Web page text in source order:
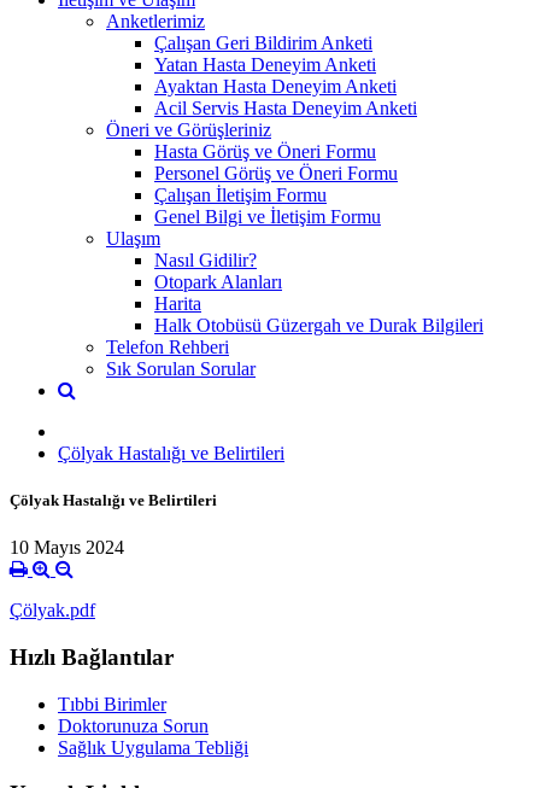
Anketlerimiz
Çalışan Geri Bildirim Anketi
Yatan Hasta Deneyim Anketi
Ayaktan Hasta Deneyim Anketi
Acil Servis Hasta Deneyim Anketi
Öneri ve Görüşleriniz
Hasta Görüş ve Öneri Formu
Personel Görüş ve Öneri Formu
Çalışan İletişim Formu
Genel Bilgi ve İletişim Formu
Ulaşım
Nasıl Gidilir?
Otopark Alanları
Harita
Halk Otobüsü Güzergah ve Durak Bilgileri
Telefon Rehberi
Sık Sorulan Sorular
Çölyak Hastalığı ve Belirtileri
Çölyak Hastalığı ve Belirtileri
10 Mayıs 2024
Çölyak.pdf
Hızlı Bağlantılar
Tıbbi Birimler
Doktorunuza Sorun
Sağlık Uygulama Tebliği